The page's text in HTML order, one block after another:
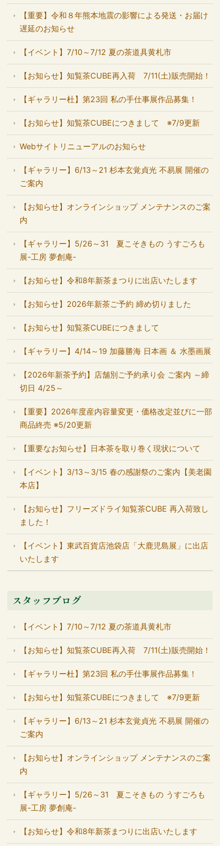
【重要】令和８年熊本地震の影響による発送・お届け
遅延のお知らせ
【イベント】7/10～7/12 夏の茶道具黄札市
【お知らせ】知覧茶CUBE再入荷 7/11(土)販売開始！
【ギャラリー杜】第23回 私の手仕事展作品募集！
【お知らせ】知覧茶CUBEにつきまして ※7/9更新
Webサイトリニューアルのお知らせ
【ギャラリー】6/13～21 杉本玄覚貞光 不易展 開催の
ご案内
【お知らせ】オンラインショップ メンテナンスのご案
内
【ギャラリー】5/26～31 夏こそきもの うすごろも
展-工房 夢創庵-
【お知らせ】令和8年新茶まつりに出店いたします
【お知らせ】2026年新茶ご予約 締め切りました
【お知らせ】知覧茶CUBEにつきまして
【ギャラリー】4/14～19 加藤勝海 日本画 ＆ 水墨画展
【2026年新茶予約】店舗別ご予約承り会 ご案内 ～締
切日 4/25～
【重要】2026年度産内容量変更・価格改定並びに一部
商品終売 ※5/20更新
【重要なお知らせ】日本茶を取り巻く現状について
【イベント】3/13～3/15 春の感謝祭のご案内【美老園
本店】
【お知らせ】フリーズドライ知覧茶CUBE 再入荷致し
ました！
【イベント】東武百貨店池袋店「大鹿児島展」に出店
いたします
スタッフブログ
【イベント】7/10～7/12 夏の茶道具黄札市
【お知らせ】知覧茶CUBE再入荷 7/11(土)販売開始！
【ギャラリー杜】第23回 私の手仕事展作品募集！
【お知らせ】知覧茶CUBEにつきまして ※7/9更新
【ギャラリー】6/13～21 杉本玄覚貞光 不易展 開催の
ご案内
【お知らせ】オンラインショップ メンテナンスのご案
内
【ギャラリー】5/26～31 夏こそきもの うすごろも
展-工房 夢創庵-
【お知らせ】令和8年新茶まつりに出店いたします